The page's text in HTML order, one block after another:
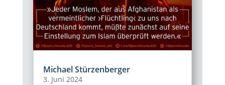
Michael Stürzenberger
3. Juni 2024